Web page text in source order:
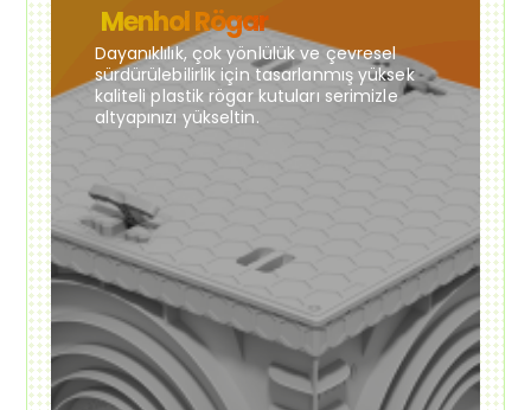
Menhol Rögar
Dayanıklılık, çok yönlülük ve çevresel
sürdürülebilirlik için tasarlanmış yüksek
kaliteli plastik rögar kutuları serimizle
altyapınızı yükseltin.